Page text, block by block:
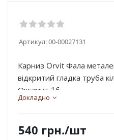
Артикул:00-00027131
Карниз Orvit Фала
відкритий гладка труба
Оксамит 16...
Докладно
540 грн./шт